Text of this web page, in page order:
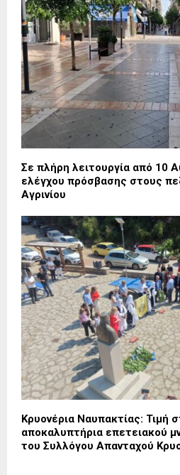
Σε πλήρη λειτουργία από 10
ελέγχου πρόσβασης στους
Αγρινίου
Κρυονέρια Ναυπακτίας: Τιμή
αποκαλυπτήρια επετειακού
του Συλλόγου Απανταχού